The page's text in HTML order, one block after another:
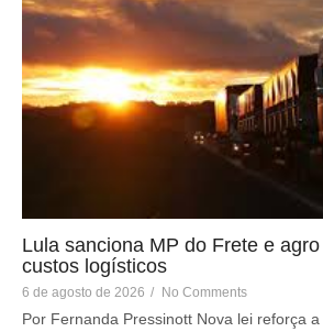
Lula sanciona MP do Frete e
custos logísticos
6 de agosto de 2026 / No Comments
Por Fernanda Pressinott Nova lei reforça